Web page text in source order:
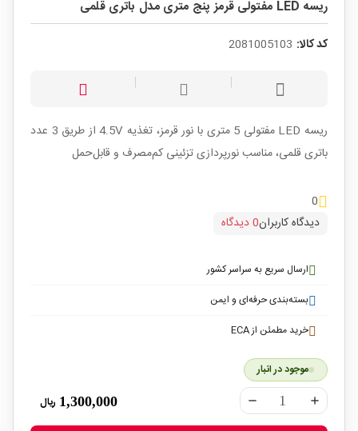
ریسه LED مفتولی قرمز پنج متری مدل باتری قلمی
کد کالا: 2081005103
ریسه LED مفتولی 5 متری با نور قرمز، تغذیه 4.5V از طریق 3 عدد
باتری قلمی، مناسب نورپردازی تزئینی کم‌مصرف و قابل‌حمل
0
دیدگاه کاربران0 دیدگاه
ارسال سریع به سراسر کشور
بسته‌بندی حرفه‌ای و ایمن
خرید مطمئن از ECA
موجود در انبار
remove add
1,300,000 ریال